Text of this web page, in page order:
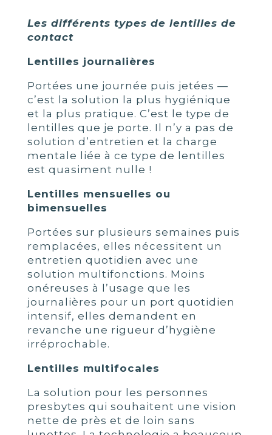
Les différents types de lentilles de
contact
Lentilles journalières
Portées une journée puis jetées —
c’est la solution la plus hygiénique
et la plus pratique. C’est le type de
lentilles que je porte. Il n’y a pas de
solution d’entretien et la charge
mentale liée à ce type de lentilles
est quasiment nulle !
Lentilles mensuelles ou
bimensuelles
Portées sur plusieurs semaines puis
remplacées, elles nécessitent un
entretien quotidien avec une
solution multifonctions. Moins
onéreuses à l’usage que les
journalières pour un port quotidien
intensif, elles demandent en
revanche une rigueur d’hygiène
irréprochable.
Lentilles multifocales
La solution pour les personnes
presbytes qui souhaitent une vision
nette de près et de loin sans